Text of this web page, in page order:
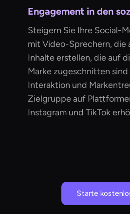
Engagement in den
Steigern Sie Ihre Social-
mit Video-Sprechern, die
Inhalte erstellen, die auf
Marke zugeschnitten
Interaktion und
Zielgruppe auf
Instagram und TikTok
Starte